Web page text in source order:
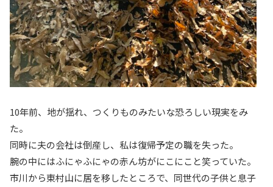
10年前、地が揺れ、つくりものみたいな恐ろしい現実をみ
た。
同時に夫の会社は倒産し、私は復帰予定の職を失った。
腕の中にはふにゃふにゃの赤ん坊がにこにこと笑っていた。
市川から東村山に居を移したところで、同世代の子供と息子